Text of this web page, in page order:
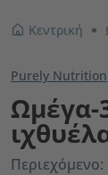
Κεντρική
Purely Nutrition
Ωμέγα-